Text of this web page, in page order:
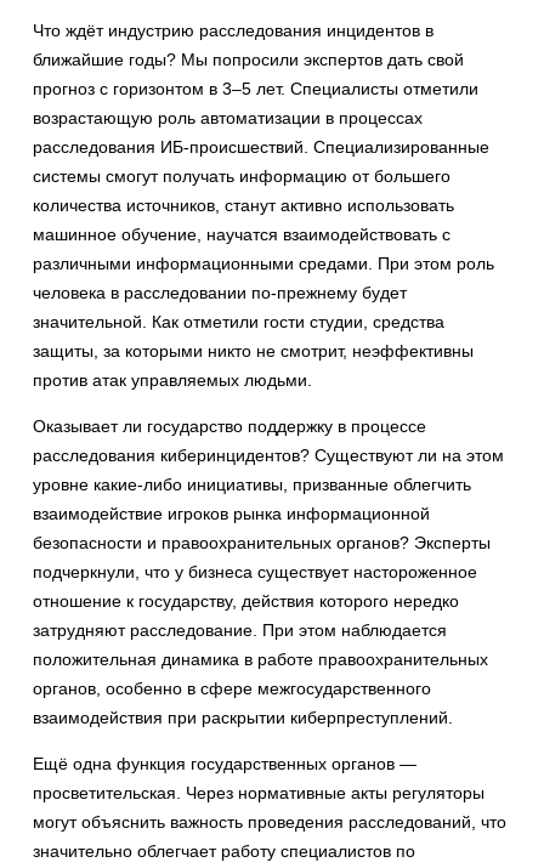
Что ждёт индустрию расследования инцидентов в
ближайшие годы? Мы попросили экспертов дать свой
прогноз с горизонтом в 3–5 лет. Специалисты отметили
возрастающую роль автоматизации в процессах
расследования ИБ-происшествий. Специализированные
системы смогут получать информацию от большего
количества источников, станут активно использовать
машинное обучение, научатся взаимодействовать с
различными информационными средами. При этом роль
человека в расследовании по-прежнему будет
значительной. Как отметили гости студии, средства
защиты, за которыми никто не смотрит, неэффективны
против атак управляемых людьми.
Оказывает ли государство поддержку в процессе
расследования киберинцидентов? Существуют ли на этом
уровне какие-либо инициативы, призванные облегчить
взаимодействие игроков рынка информационной
безопасности и правоохранительных органов? Эксперты
подчеркнули, что у бизнеса существует настороженное
отношение к государству, действия которого нередко
затрудняют расследование. При этом наблюдается
положительная динамика в работе правоохранительных
органов, особенно в сфере межгосударственного
взаимодействия при раскрытии киберпреступлений.
Ещё одна функция государственных органов —
просветительская. Через нормативные акты регуляторы
могут объяснить важность проведения расследований, что
значительно облегчает работу специалистов по